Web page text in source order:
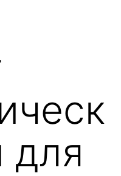
для